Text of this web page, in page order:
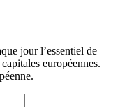
jour l’essentiel de
européennes.